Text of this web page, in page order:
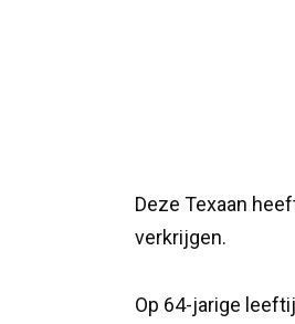
Deze Texaan
verkrijgen.
Op 64-jarige